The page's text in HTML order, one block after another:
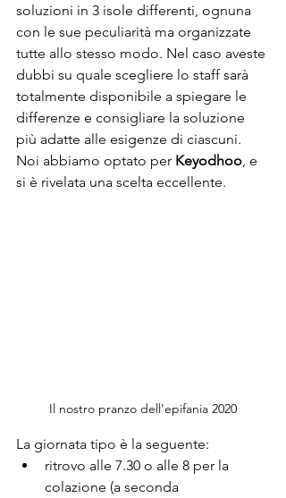
soluzioni in 3 isole differenti, ognuna
con le sue peculiarità ma organizzate
tutte allo stesso modo. Nel caso aveste
dubbi su quale scegliere lo staff sarà
totalmente disponibile a spiegare le
differenze e consigliare la soluzione
più adatte alle esigenze di ciascuni.
Noi abbiamo optato per Keyodhoo , e
si è rivelata una scelta eccellente.
Il nostro pranzo dell'epifania 2020
La giornata tipo è la seguente:
ritrovo alle 7.30 o alle 8 per la
colazione (a seconda